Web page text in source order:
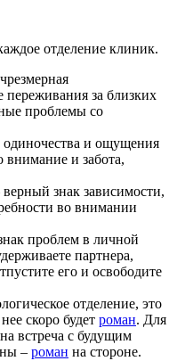
отделение клиник.
переживания за близких
проблемы со
одиночества и ощущения
и забота,
верный знак зависимости,
во внимании
проблем в личной
партнера,
его и освободите
отделение, это
скоро будет роман. Для
встреча с будущим
– роман на стороне.